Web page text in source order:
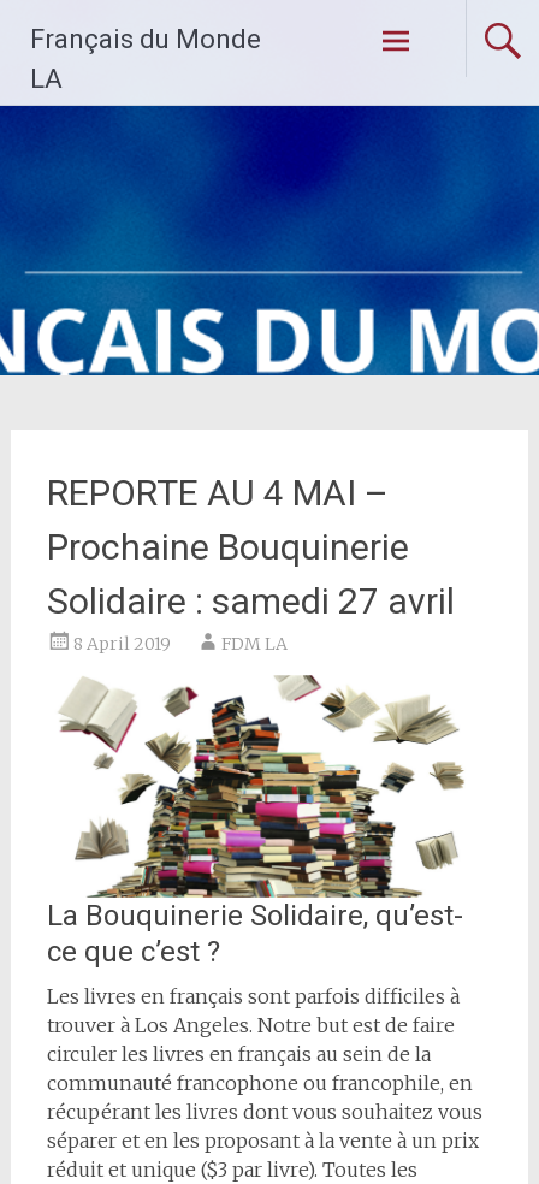
content
Français du Monde
LA
REPORTE AU 4 MAI –
Prochaine Bouquinerie
Solidaire : samedi 27 avril
8 April 2019 FDM LA
La Bouquinerie Solidaire, qu’est-
ce que c’est ?
Les livres en français sont parfois difficiles à
trouver à Los Angeles. Notre but est de faire
circuler les livres en français au sein de la
communauté francophone ou francophile, en
récupérant les livres dont vous souhaitez vous
séparer et en les proposant à la vente à un prix
réduit et unique ($3 par livre). Toutes les